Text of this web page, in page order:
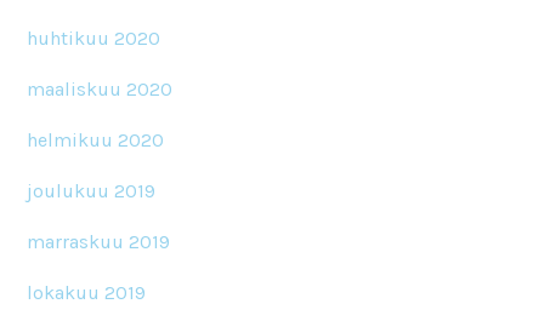
huhtikuu 2020
maaliskuu 2020
helmikuu 2020
joulukuu 2019
marraskuu 2019
lokakuu 2019